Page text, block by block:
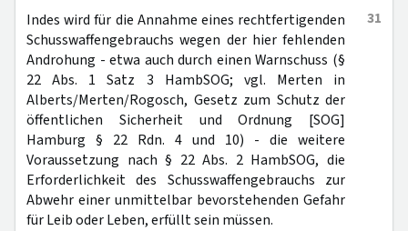
31
Indes wird für die Annahme eines rechtfertigenden
Schusswaffengebrauchs wegen der hier fehlenden
Androhung - etwa auch durch einen Warnschuss (§
22 Abs. 1 Satz 3 HambSOG; vgl. Merten in
Alberts/Merten/Rogosch, Gesetz zum Schutz der
öffentlichen Sicherheit und Ordnung [SOG]
Hamburg § 22 Rdn. 4 und 10) - die weitere
Voraussetzung nach § 22 Abs. 2 HambSOG, die
Erforderlichkeit des Schusswaffengebrauchs zur
Abwehr einer unmittelbar bevorstehenden Gefahr
für Leib oder Leben, erfüllt sein müssen.